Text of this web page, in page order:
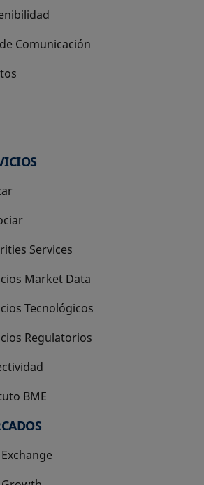
Comunicación
en una pestaña nueva
Services
Market Data
Tecnológicos
Regulatorios
BME
en una pestaña nueva